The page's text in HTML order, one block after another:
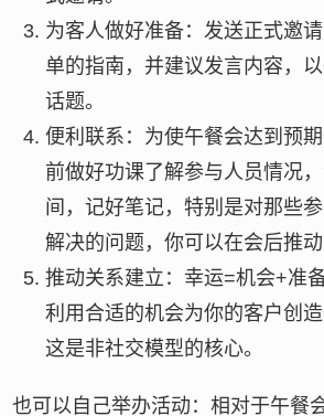
为客人做好准备：发送正式邀
单的指南，并建议发言内容，
话题。
便利联系：为使午餐会达到预
前做好功课了解参与人员情况
间，记好笔记，特别是对那些
解决的问题，你可以在会后推动
推动关系建立：幸运=机会+准
利用合适的机会为你的客户创造
这是非社交模型的核心。
也可以自己举办活动：相对于午餐